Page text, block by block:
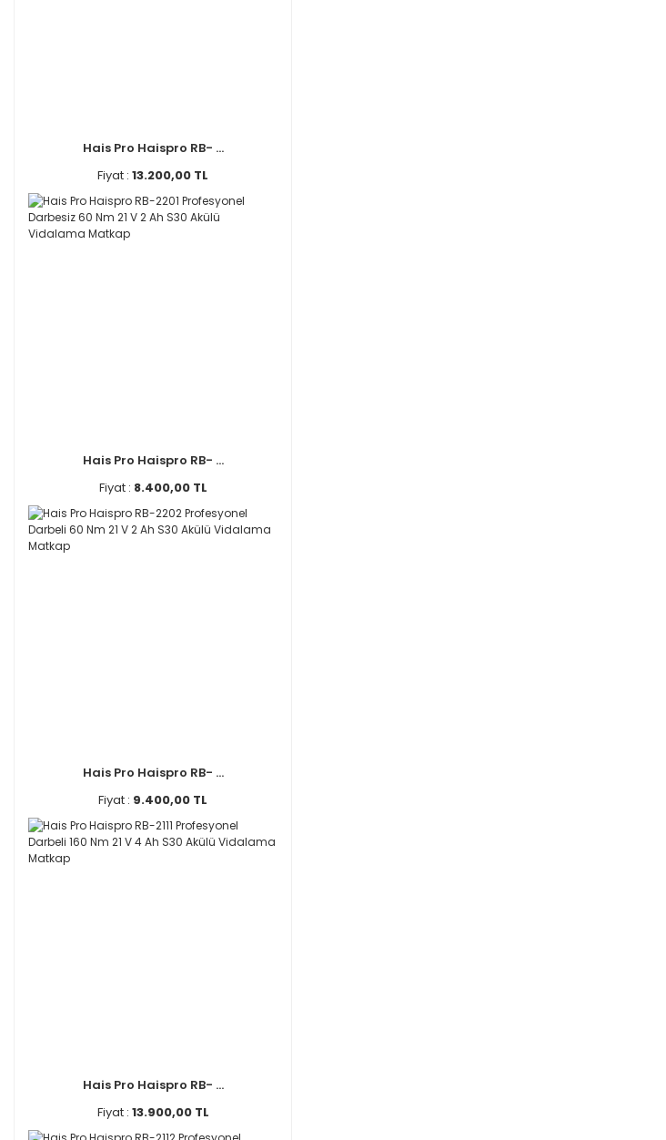
Hais Pro Haispro RB- ...
Fiyat : 13.200,00 TL
Hais Pro Haispro RB- ...
Fiyat : 8.400,00 TL
Hais Pro Haispro RB- ...
Fiyat : 9.400,00 TL
Hais Pro Haispro RB- ...
Fiyat : 13.900,00 TL